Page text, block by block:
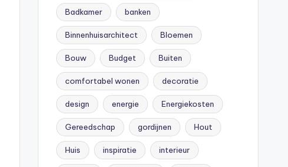
Badkamer banken
Binnenhuisarchitect Bloemen
Bouw Budget Buiten
comfortabel wonen decoratie
design energie Energiekosten
Gereedschap gordijnen Hout
Huis inspiratie interieur